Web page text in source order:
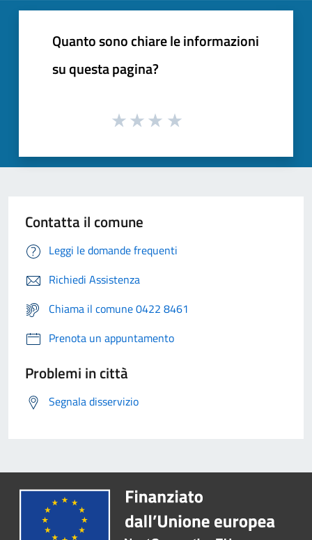
Quanto sono chiare le informazioni
su questa pagina?
Contatta il comune
Leggi le domande frequenti
Richiedi Assistenza
Chiama il comune 0422 8461
Prenota un appuntamento
Problemi in città
Segnala disservizio